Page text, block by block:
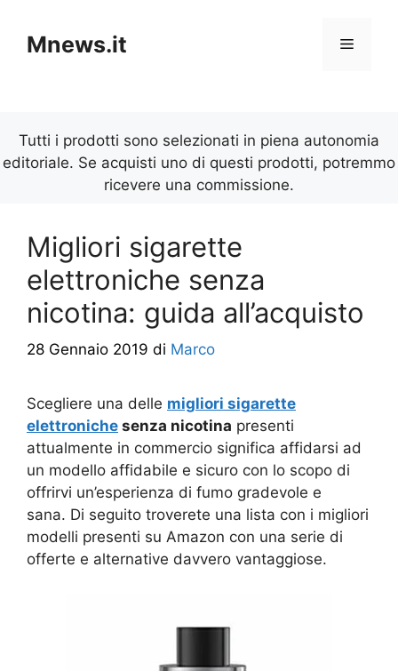
contenuto
Mnews.it Menu
Tutti i prodotti sono selezionati in piena autonomia
editoriale. Se acquisti uno di questi prodotti, potremmo
ricevere una commissione.
Migliori sigarette
elettroniche senza
nicotina: guida all’acquisto
28 Gennaio 2019 di Marco
Scegliere una delle migliori sigarette
elettroniche senza nicotina presenti
attualmente in commercio significa affidarsi ad
un modello affidabile e sicuro con lo scopo di
offrirvi un’esperienza di fumo gradevole e
sana. Di seguito troverete una lista con i migliori
modelli presenti su Amazon con una serie di
offerte e alternative davvero vantaggiose.